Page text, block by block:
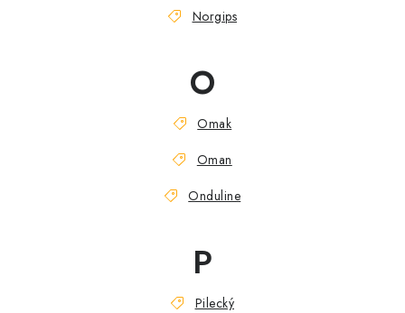
Norgips
O
Omak
Oman
Onduline
P
Pilecký